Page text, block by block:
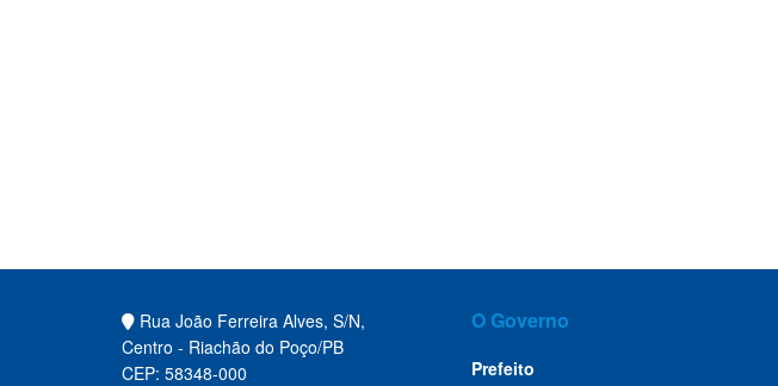
Rua João Ferreira Alves, S/N,
Centro - Riachão do Poço/PB
CEP: 58348-000
O Governo
Prefeito